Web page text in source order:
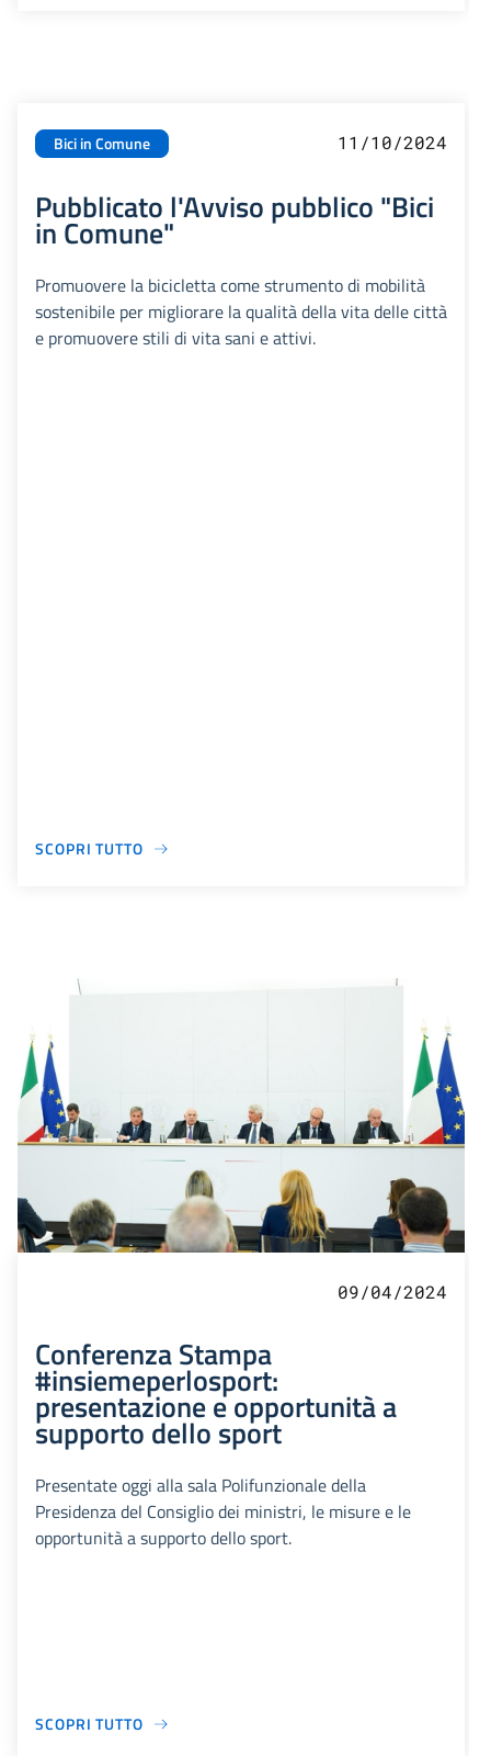
Bici in Comune 11/10/2024
Pubblicato l'Avviso pubblico "Bici
in Comune"
Promuovere la bicicletta come strumento di mobilità
sostenibile per migliorare la qualità della vita delle città
e promuovere stili di vita sani e attivi.
SCOPRI TUTTO
09/04/2024
Conferenza Stampa
#insiemeperlosport:
presentazione e opportunità a
supporto dello sport
Presentate oggi alla sala Polifunzionale della
Presidenza del Consiglio dei ministri, le misure e le
opportunità a supporto dello sport.
SCOPRI TUTTO